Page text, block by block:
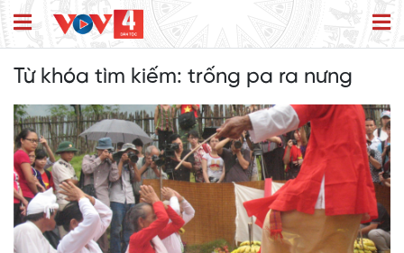
Từ khóa tìm kiếm: trống pa ra nưng